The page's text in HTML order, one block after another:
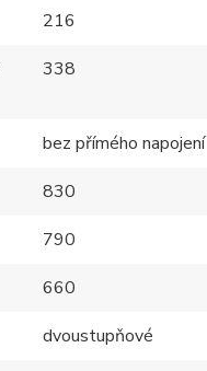
216
338
bez přímého napojení
830
790
660
dvoustupňové